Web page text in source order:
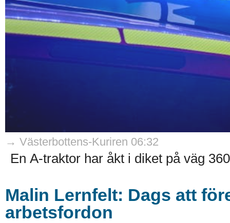
→ Västerbottens-Kuriren 06:32
En A-traktor har åkt i diket på väg
Malin Lernfelt: Dags att
arbetsfordon